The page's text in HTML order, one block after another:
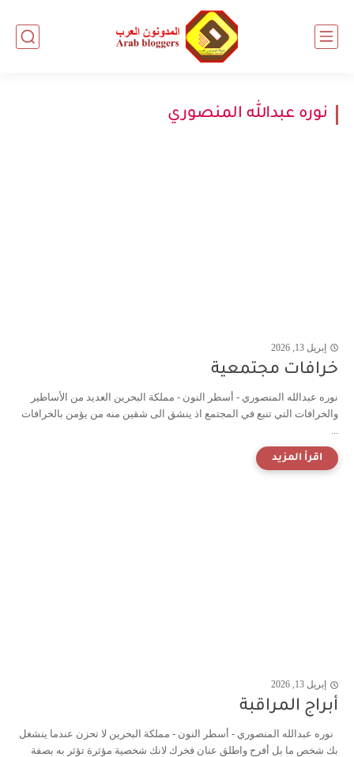
نوره عبدالله المنصوري
إبريل 13, 2026
خرافات مجتمعية
نوره عبدالله المنصوري - أسطر النون - مملكة البحرين العديد من الأساطير
والخرافات التي تنبع في المجتمع اذ ينشق الى شقين منه من يؤمن بالخرافات
إبريل 13, 2026
أبراج المراقبة
نوره عبدالله المنصوري - أسطر النون - مملكة البحرين لا تحزن عندما ينشغل
بك شخص ما بل أفرح واطلق عنان فخرك لانك شخصية مؤثرة تؤثر به بصفة